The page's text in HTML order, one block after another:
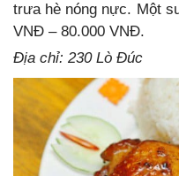
trưa hè nóng nực. Một
VNĐ – 80.000 VNĐ.
Địa chỉ: 230 Lò Đúc